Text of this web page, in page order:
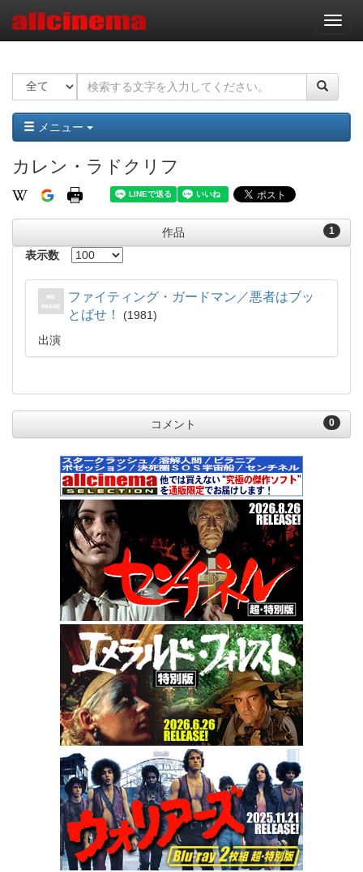
ナ
ビ
ー
ョ
ン
メニュー
カレン・ラドクリフ
1
作品
表示数
ファイティング・ガードマン／悪者はブッ
とばせ！
1981
出演
0
コメント